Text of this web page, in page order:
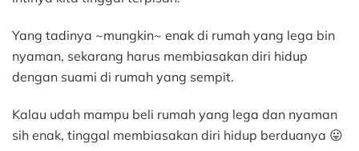
Yang tadinya ~mungkin~ enak di rumah yang lega bin
nyaman, sekarang harus membiasakan diri hidup
dengan suami di rumah yang sempit.
Kalau udah mampu beli rumah yang lega dan nyaman
sih enak, tinggal membiasakan diri hidup berduanya 😛